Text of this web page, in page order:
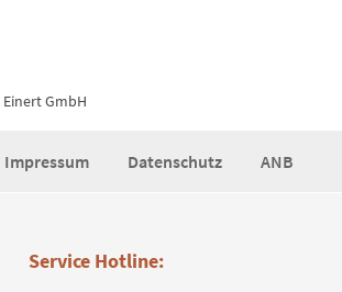
GmbH
Impressum Datenschutz ANB
Service Hotline: